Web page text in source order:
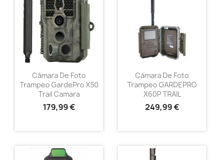
Cámara De Foto
Trampeo GardePro X50
Trail Camara
179,99 €
Cámara De Foto
Trampeo GARDEPRO
X60P TRAIL
249,99 €